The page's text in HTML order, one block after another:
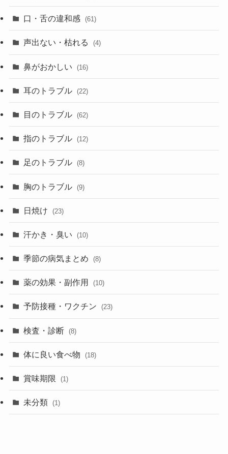
口・舌の違和感 (61)
声出ない・枯れる (4)
鼻がおかしい (16)
耳のトラブル (22)
目のトラブル (62)
指のトラブル (12)
足のトラブル (8)
胸のトラブル (9)
日焼け (23)
汗かき・臭い (10)
季節の病気まとめ (8)
薬の効果・副作用 (10)
予防接種・ワクチン (23)
検査・診断 (8)
体に良い食べ物 (18)
賞味期限 (1)
未分類 (1)